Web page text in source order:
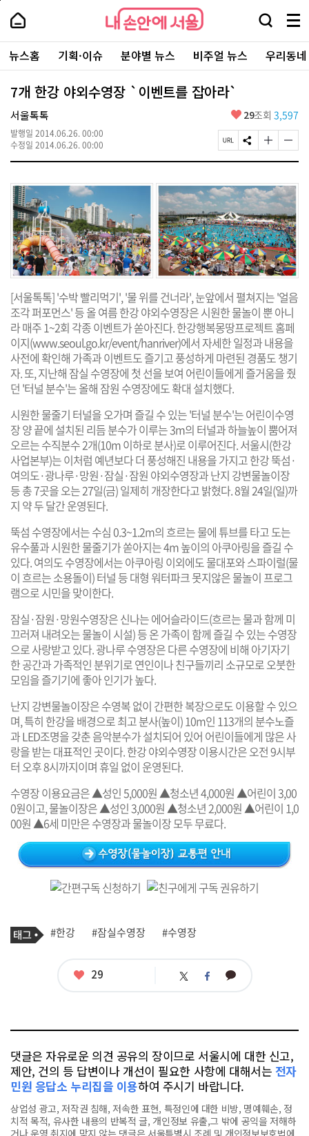
본
로
가
내
손
안
에
서
울
-
서
울
시
대
표
소
포
털
내
손
에
울
검
창
열
기
메
뉴
전
체
보
주
요
서
뉴스홈 기획·이슈 분야별 뉴스 비주얼 뉴스 우리동
7개 한강 야외수영장 `이벤트를 잡아라`
서울톡톡
발행일 2014.06.26. 00:00
수정일 2014.06.26. 00:00
좋
요
29조회 3,597
페
이
U
R
L
복
사
S
N
공
유
하
기
글
자
기
크
게
변
경
하
기
글
자
기
작
게
변
경
하
기
[서울톡톡] '수박 빨리먹기', '물 위를 건너라', 눈앞에서 펼쳐지는 '얼음
조각 퍼포먼스' 등 올 여름 한강 야외수영장은 시원한 물놀이 뿐 아니
라 매주 1~2회 각종 이벤트가 쏟아진다. 한강행복몽땅프로젝트 홈페
이지(www.seoul.go.kr/event/hanriver)에서 자세한 일정과 내용을
사전에 확인해 가족과 이벤트도 즐기고 풍성하게 마련된 경품도 챙기
자. 또, 지난해 잠실 수영장에 첫 선을 보여 어린이들에게 즐거움을 줬
던 '터널 분수'는 올해 잠원 수영장에도 확대 설치했다.
시원한 물줄기 터널을 오가며 즐길 수 있는 '터널 분수'는 어린이수영
장 양 끝에 설치된 리듬 분수가 이루는 3m의 터널과 하늘높이 뿜어져
오르는 수직분수 2개(10m 이하로 분사)로 이루어진다. 서울시(한강
사업본부)는 이처럼 예년보다 더 풍성해진 내용을 가지고 한강 뚝섬·
여의도·광나루·망원·잠실·잠원 야외수영장과 난지 강변물놀이장
등 총 7곳을 오는 27일(금) 일제히 개장한다고 밝혔다. 8월 24일(일)까
지 약 두 달간 운영된다.
뚝섬 수영장에서는 수심 0.3~1.2m의 흐르는 물에 튜브를 타고 도는
유수풀과 시원한 물줄기가 쏟아지는 4m 높이의 아쿠아링을 즐길 수
있다. 여의도 수영장에서는 아쿠아링 이외에도 물대포와 스파이럴(물
이 흐르는 소용돌이) 터널 등 대형 워터파크 못지않은 물놀이 프로그
램으로 시민을 맞이한다.
잠실·잠원·망원수영장은 신나는 에어슬라이드(흐르는 물과 함께 미
끄러져 내려오는 물놀이 시설) 등 온 가족이 함께 즐길 수 있는 수영장
으로 사랑받고 있다. 광나루 수영장은 다른 수영장에 비해 아기자기
한 공간과 가족적인 분위기로 연인이나 친구들끼리 소규모로 오붓한
모임을 즐기기에 좋아 인기가 높다.
난지 강변물놀이장은 수영복 없이 간편한 복장으로도 이용할 수 있으
며, 특히 한강을 배경으로 최고 분사(높이) 10m인 113개의 분수노즐
과 LED조명을 갖춘 음악분수가 설치되어 있어 어린이들에게 많은 사
랑을 받는 대표적인 곳이다. 한강 야외수영장 이용시간은 오전 9시부
터 오후 8시까지이며 휴일 없이 운영된다.
수영장 이용요금은 ▲성인 5,000원 ▲청소년 4,000원 ▲어린이 3,00
0원이고, 물놀이장은 ▲성인 3,000원 ▲청소년 2,000원 ▲어린이 1,0
00원 ▲6세 미만은 수영장과 물놀이장 모두 무료다.
기
사
태
그
#한강 #잠실수영장 #수영장
좋
29 트 페 카
댓글은 자유로운 의견 공유의 장이므로 서울시에 대한 신고,
제안, 건의 등 답변이나 개선이 필요한 사항에 대해서는 전자
민원 응답소 누리집을 이용하여 주시기 바랍니다.
상업성 광고, 저작권 침해, 저속한 표현, 특정인에 대한 비방, 명예훼손, 정
치적 목적, 유사한 내용의 반복적 글, 개인정보 유출,그 밖에 공익을 저해하
페
상
단
로